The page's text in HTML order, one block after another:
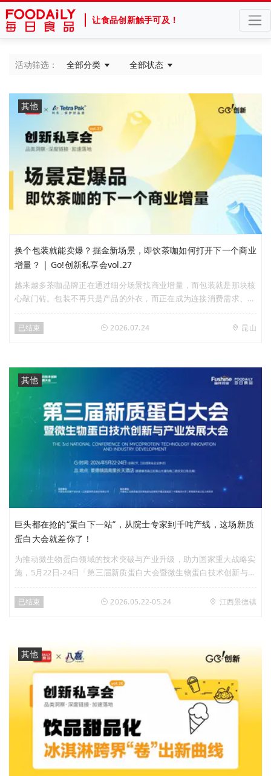
让食品创新触手可及！
活动筛选： 全部分类 全部状态
其他
换个包装就能卖爆？掘金新场景，即饮茶咖如何打开下一个商业
增量？ | Go!创新私享会vol.27
越来越多茶咖品牌正在通过细分场景找商业增量，而包装就是那块核
心敲门砖。包装不再只是产品的外衣，而正在成为连接消费需求、重
塑消费场景、创造商业增量的重要载体。在此背景下，Foodaily于7
月24日（周五）携手国际包装企业利乐，特别策划「场景定爆品，即
来看，还有哪些已经被验证的增长方向？功能化、养生化、新鲜体
验，将如何重构下一代即饮茶咖产品？品牌如何通过产品、工艺与包
品牌兼顾体验价值与商业价值？
已结束 2026.07.24 昆山
其他
巨头都在抢的“蛋白下一站”，从院士专家到千吨产线，这场新质
蛋白大会就差你了！
为推动微生物蛋白领域的技术突破与产业升级，助力国家重大战略实
施，5月22日-24日「第三届新质蛋白大会暨微生物蛋白技术创新与产
业发展大会」在江西省景德镇市召开。Foodaily联合富祥股份深度参
与策划该专题内容，全力助推蛋白创新赛道的发展，深入探讨新质蛋
已结束 2026.05.22-05.24 江西景德镇
其他